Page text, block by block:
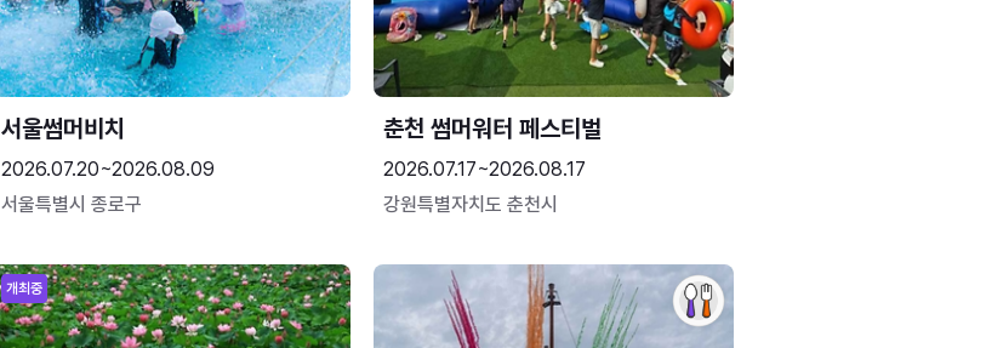
서울썸머비치
2026.07.20~2026.08.09
서울특별시 종로구
춘천 썸머워터 페스티벌
2026.07.17~2026.08.17
강원특별자치도 춘천시
개최중